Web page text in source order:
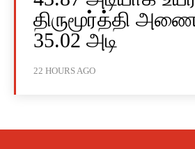
திருமூர்த்தி
35.02 அடி
22 HOURS AGO